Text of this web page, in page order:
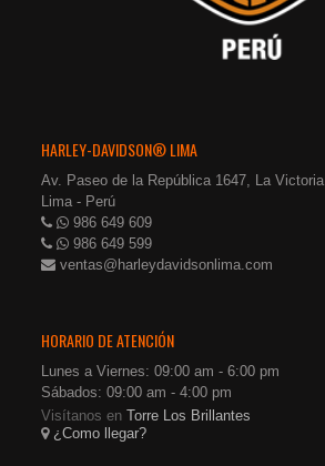
HARLEY-DAVIDSON® LIMA
Av. Paseo de la República 1647, La Victoria
Lima - Perú
986 649 609
986 649 599
ventas@harleydavidsonlima.com
HORARIO DE ATENCIÓN
Lunes a Viernes: 09:00 am - 6:00 pm
Sábados: 09:00 am - 4:00 pm
Visítanos enTorre Los Brillantes
¿Como llegar?